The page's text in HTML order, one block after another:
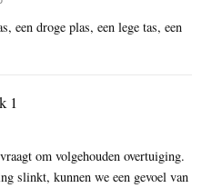
een droge plas, een lege tas, een
1
om volgehouden overtuiging.
slinkt, kunnen we een gevoel van